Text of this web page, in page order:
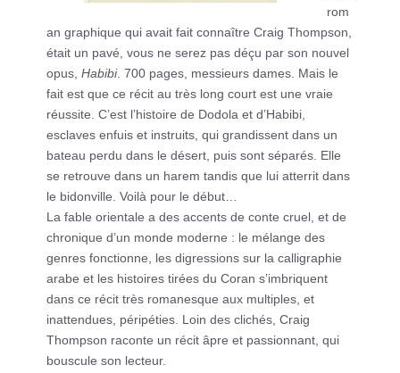
rom
an graphique qui avait fait connaître Craig Thompson,
était un pavé, vous ne serez pas déçu par son nouvel
opus,Habibi. 700 pages, messieurs dames. Mais le
fait est que ce récit au très long court est une vraie
réussite. C’est l’histoire de Dodola et d’Habibi,
esclaves enfuis et instruits, qui grandissent dans un
bateau perdu dans le désert, puis sont séparés. Elle
se retrouve dans un harem tandis que lui atterrit dans
le bidonville. Voilà pour le début…
La fable orientale a des accents de conte cruel, et de
chronique d’un monde moderne : le mélange des
genres fonctionne, les digressions sur la calligraphie
arabe et les histoires tirées du Coran s’imbriquent
dans ce récit très romanesque aux multiples, et
inattendues, péripéties. Loin des clichés, Craig
Thompson raconte un récit âpre et passionnant, qui
bouscule son lecteur.